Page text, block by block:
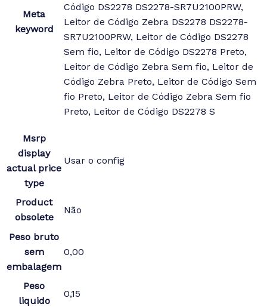
Meta
keyword
Código DS2278 DS2278-SR7U2100PRW,
Leitor de Código Zebra DS2278 DS2278-
SR7U2100PRW, Leitor de Código DS2278
Sem fio, Leitor de Código DS2278 Preto,
Leitor de Código Zebra Sem fio, Leitor de
Código Zebra Preto, Leitor de Código Sem
fio Preto, Leitor de Código Zebra Sem fio
Preto, Leitor de Código DS2278 S
Msrp
display
actual price
type
Usar o config
Product
obsolete
Não
Peso bruto
sem
embalagem
0,00
Peso
liquido
0,15